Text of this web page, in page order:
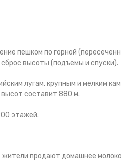
пешком по горной
высоты (подъемы и спуски).
лугам, крупным и мелким
составит 880 м.
этажей.
продают домашнее